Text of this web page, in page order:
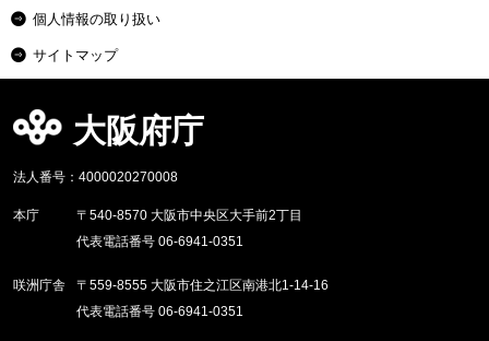
個人情報の取り扱い
サイトマップ
大阪府庁
法人番号：4000020270008
本庁
〒540-8570 大阪市中央区大手前2丁目
代表電話番号 06-6941-0351
咲洲庁舎
〒559-8555 大阪市住之江区南港北1-14-16
代表電話番号 06-6941-0351